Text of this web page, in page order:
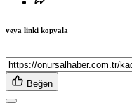
veya linki kopyala
Beğen